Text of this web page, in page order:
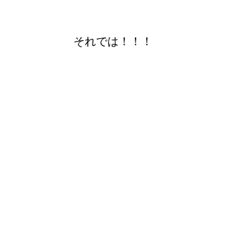
それでは！！！